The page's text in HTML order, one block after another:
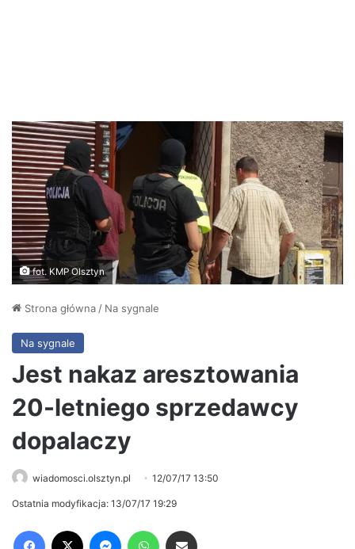
fot. KMP Olsztyn
Strona główna / Na sygnale
Na sygnale
Jest nakaz aresztowania
20-letniego sprzedawcy
dopalaczy
wiadomosci.olsztyn.pl 12/07/17 13:50
Ostatnia modyfikacja: 13/07/17 19:29